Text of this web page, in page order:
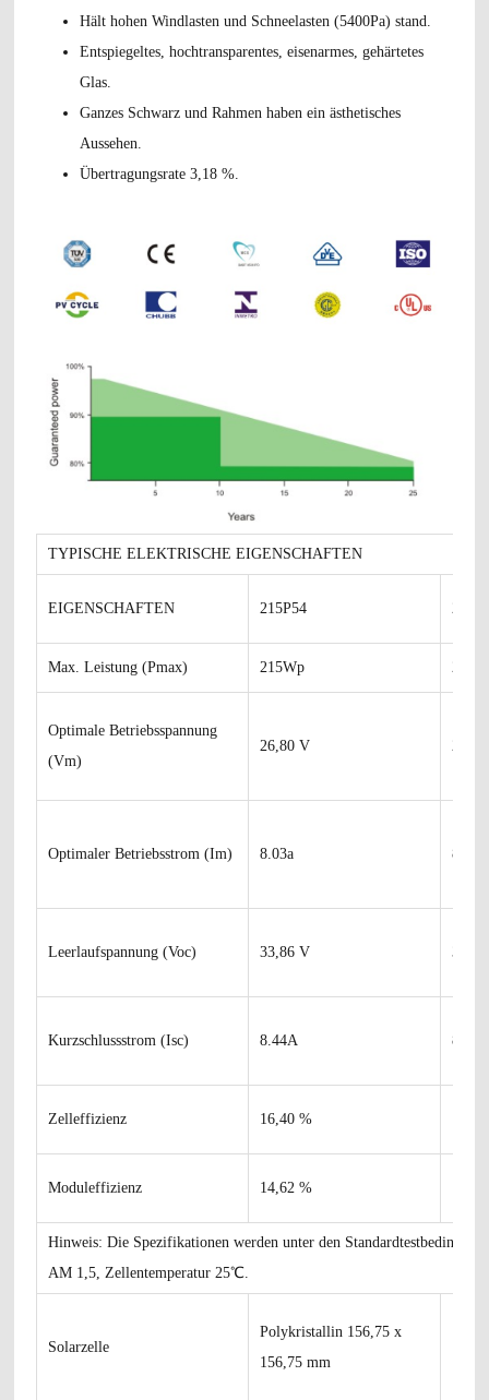
Hält hohen Windlasten und Schneelasten (5400Pa) stand.
Entspiegeltes, hochtransparentes, eisenarmes, gehärtetes
Glas.
Ganzes Schwarz und Rahmen haben ein ästhetisches
Aussehen.
Übertragungsrate 3,18 %.
TYPISCHE ELEKTRISCHE EIGENSCHAFTEN
EIGENSCHAFTEN 215P54
Max. Leistung (Pmax) 215Wp
Optimale Betriebsspannung
(Vm)
26,80 V
Optimaler Betriebsstrom (Im) 8.03a
Leerlaufspannung (Voc) 33,86 V
Kurzschlussstrom (Isc) 8.44A
Zelleffizienz 16,40 %
Moduleffizienz 14,62 %
Hinweis: Die Spezifikationen werden unter den
AM 1,5, Zellentemperatur 25℃.
Solarzelle
Polykristallin 156,75 x
156,75 mm